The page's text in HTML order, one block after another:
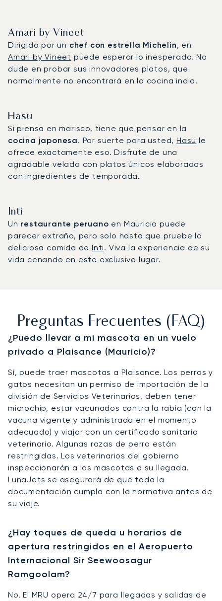
Amari by Vineet
Dirigido por un chef con estrella Michelin, en
Amari by Vineet puede esperar lo inesperado. No
dude en probar sus innovadores platos, que
normalmente no encontrará en la cocina india.
Hasu
Si piensa en marisco, tiene que pensar en la
cocina japonesa. Por suerte para usted,Hasu le
ofrece exactamente eso. Disfrute de una
agradable velada con platos únicos elaborados
con ingredientes de temporada.
Inti
Un restaurante peruano en Mauricio puede
parecer extraño, pero solo hasta que pruebe la
deliciosa comida deInti. Viva la experiencia de su
vida cenando en este exclusivo lugar.
Preguntas Frecuentes (FAQ)
¿Puedo llevar a mi mascota en un vuelo
privado a Plaisance (Mauricio)?
Sí, puede traer mascotas a Plaisance. Los perros y
gatos necesitan un permiso de importación de la
división de Servicios Veterinarios, deben tener
microchip, estar vacunados contra la rabia (con la
vacuna vigente y administrada en el momento
adecuado) y viajar con un certificado sanitario
veterinario. Algunas razas de perro están
restringidas. Los veterinarios del gobierno
inspeccionarán a las mascotas a su llegada.
LunaJets se asegurará de que toda la
documentación cumpla con la normativa antes de
su viaje.
¿Hay toques de queda u horarios de
apertura restringidos en el Aeropuerto
Internacional Sir Seewoosagur
Ramgoolam?
No. El MRU opera 24/7 para llegadas y salidas de